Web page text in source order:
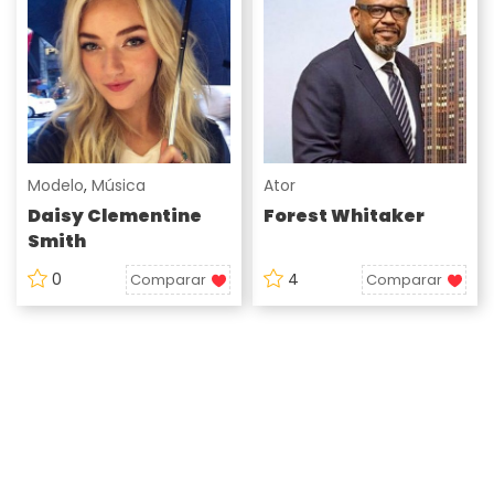
Modelo, Música
Daisy Clementine
Smith
0 Comparar
Ator
Forest Whitaker
4 Comparar